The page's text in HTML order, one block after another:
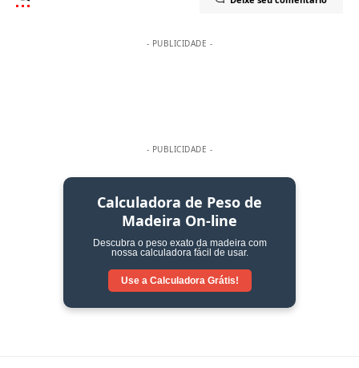
- PUBLICIDADE -
- PUBLICIDADE -
Calculadora de Peso de
Madeira On-line
Descubra o peso exato da madeira com
nossa calculadora fácil de usar.
Use a Calculadora Grátis!